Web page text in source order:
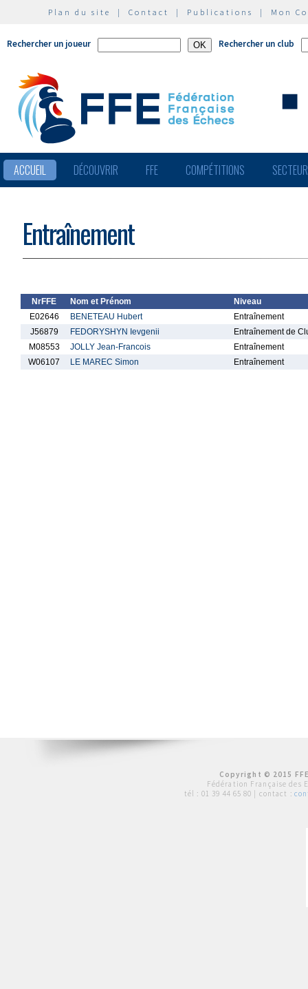
Plan du site | Contact | Publications | Mon
Rechercher un joueur Rechercher un club
ACCUEIL DÉCOUVRIR FFE COMPÉTITIONS
Entraînement
NrFFE Nom et Prénom
Niveau
E02646
BENETEAU Hubert
Entraînement
J56879
FEDORYSHYN Ievgenii
Entraînement de
M08553
JOLLY Jean-Francois
Entraînement
W06107
LE MAREC Simon Entraînement
Copyright © 2015
Fédération Française des
tél : 01 39 44 65 80 | contact :